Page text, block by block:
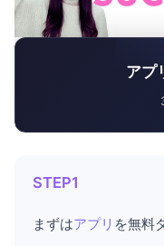
アプ
STEP1
まずはアプリ を無料